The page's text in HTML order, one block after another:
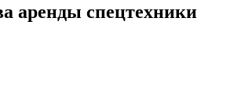
аренды спецтехники